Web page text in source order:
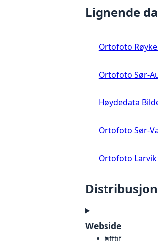
Lignende
Ortofoto
Ortofoto Sør-
Høydedata
Ortofoto Sør-
Ortofoto Larvik
Webside
tifftif